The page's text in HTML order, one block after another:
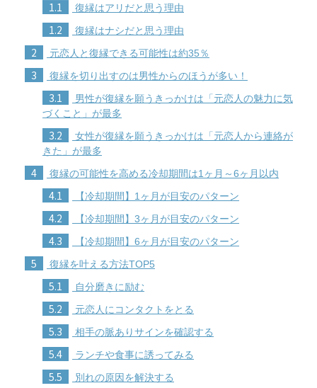
1.1 復縁はアリだと思う理由
1.2 復縁はナシだと思う理由
2 元恋人と復縁できる可能性は約35％
3 復縁を切り出すのは男性からのほうが多い！
3.1
男性が復縁を願うきっかけは「元恋人の魅力に気
づくこと」が最多
3.2
女性が復縁を願うきっかけは「元恋人から連絡が
きた」が最多
4 復縁の可能性を高める冷却期間は1ヶ月～6ヶ月以内
4.1 【冷却期間】1ヶ月が目安のパターン
4.2 【冷却期間】3ヶ月が目安のパターン
4.3 【冷却期間】6ヶ月が目安のパターン
5 復縁を叶える方法TOP5
5.1 自分磨きに励む
5.2 元恋人にコンタクトをとる
5.3 相手の脈ありサインを確認する
5.4 ランチや食事に誘ってみる
5.5 別れの原因を解決する